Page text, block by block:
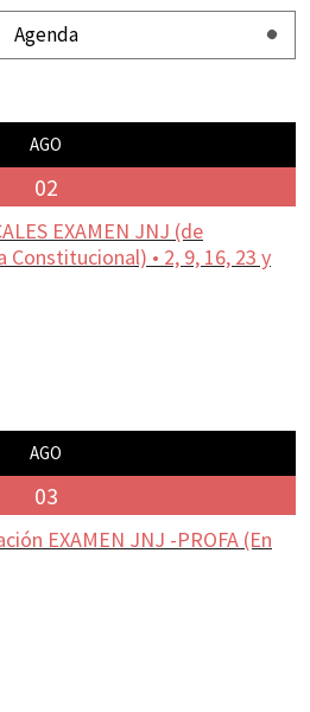
Agenda
AGO
02
EXAMEN JNJ (de
• 2, 9, 16, 23 y
AGO
03
EXAMEN JNJ -PROFA (En